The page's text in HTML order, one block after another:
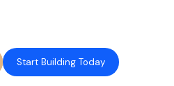
Start Building Today